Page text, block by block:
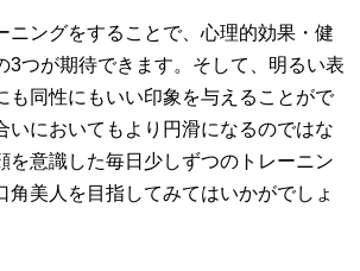
ニングをすることで、心理的効果・健
3つが期待できます。そして、明るい表
も同性にもいい印象を与えることがで
いにおいてもより円滑になるのではな
を意識した毎日少しずつのトレーニン
角美人を目指してみてはいかがでしょ